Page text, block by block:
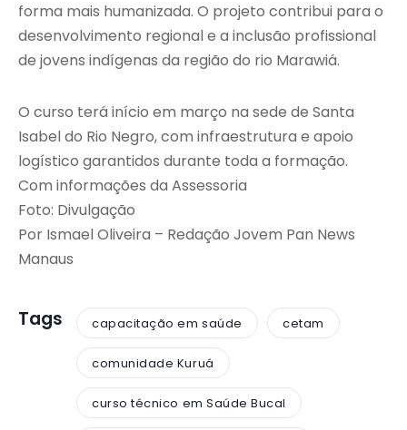
forma mais humanizada. O projeto contribui para o
desenvolvimento regional e a inclusão profissional
de jovens indígenas da região do rio Marawiá.
O curso terá início em março na sede de Santa
Isabel do Rio Negro, com infraestrutura e apoio
logístico garantidos durante toda a formação.
Com informações da Assessoria
Foto: Divulgação
Por Ismael Oliveira – Redação Jovem Pan News
Manaus
Tags capacitação em saúde cetam
comunidade Kuruá
curso técnico em Saúde Bucal